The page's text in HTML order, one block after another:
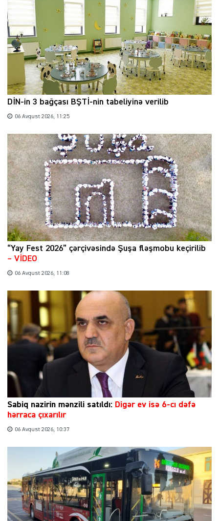
DİN-in 3 bağçası BŞTİ-nin tabeliyinə verilib
06 Avqust 2026, 11:25
“Yay Fest 2026” çərçivəsində Şuşa fləşmobu keçirilib
– VİDEO
06 Avqust 2026, 11:08
Sabiq nazirin mənzili satıldı: Digər ev isə 6-cı dəfə
hərraca çıxarılır
06 Avqust 2026, 10:37